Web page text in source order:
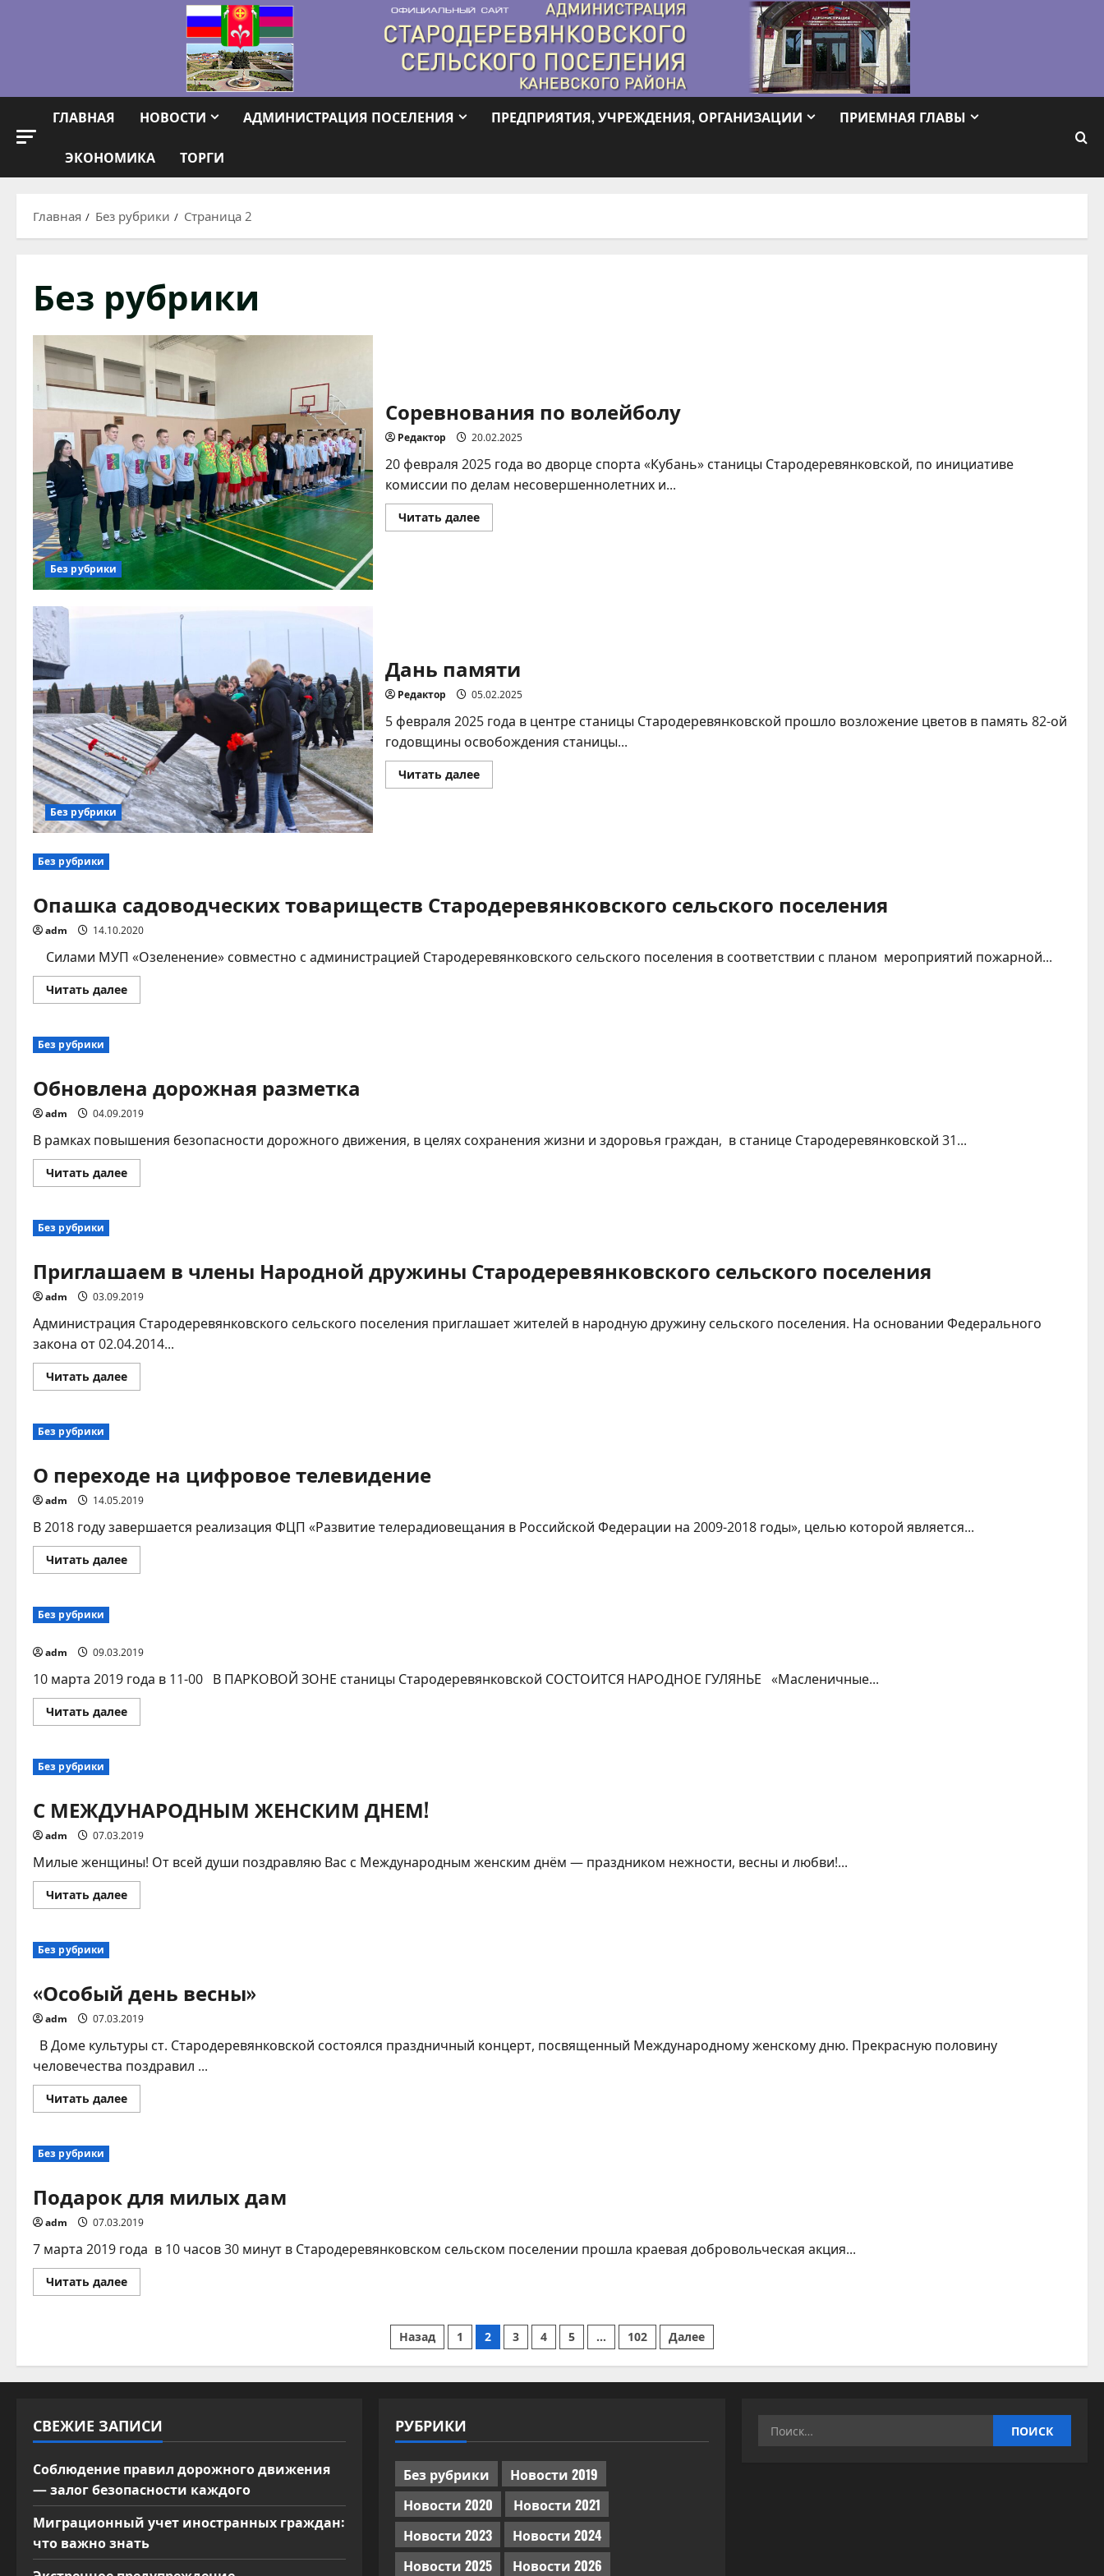
ГЛАВНАЯ НОВОСТИ АДМИНИСТРАЦИЯ ПОСЕЛЕНИЯ ПРЕДПРИЯТИЯ, УЧРЕЖДЕНИЯ, ОРГАНИЗАЦИИ ПРИЕМНАЯ ГЛАВЫ
ЭКОНОМИКА ТОРГИ
Главная Без рубрики Страница 2
Без рубрики
Без рубрики
Соревнования по волейболу
Редактор 20.02.2025
20 февраля 2025 года во дворце спорта «Кубань» станицы Стародеревянковской, по инициативе
комиссии по делам несовершеннолетних и...
Читать далееПрочитать
больше
Без рубрики
Дань памяти
Редактор 05.02.2025
5 февраля 2025 года в центре станицы Стародеревянковской прошло возложение цветов в память 82-ой
годовщины освобождения станицы...
Читать далееПрочитать
больше
Без рубрики
Опашка садоводческих товариществ Стародеревянковского сельского поселения
adm 14.10.2020
Силами МУП «Озеленение» совместно с администрацией Стародеревянковского сельского поселения в соответствии с планом мероприятий пожарной...
Читать далееПрочитать
больше
Без рубрики
Обновлена дорожная разметка
adm 04.09.2019
В рамках повышения безопасности дорожного движения, в целях сохранения жизни и здоровья граждан, в станице Стародеревянковской 31...
Читать далееПрочитать
больше
Без рубрики
Приглашаем в члены Народной дружины Стародеревянковского сельского поселения
adm 03.09.2019
Администрация Стародеревянковского сельского поселения приглашает жителей в народную дружину сельского поселения. На основании Федерального
закона от 02.04.2014...
Читать далееПрочитать
больше
Стародеревянковского
сельского
поселения
Без рубрики
О переходе на цифровое телевидение
adm 14.05.2019
В 2018 году завершается реализация ФЦП «Развитие телерадиовещания в Российской Федерации на 2009-2018 годы», целью которой является...
Читать далееПрочитать
больше
Без рубрики
adm 09.03.2019
10 марта 2019 года в 11-00 В ПАРКОВОЙ ЗОНЕ станицы Стародеревянковской СОСТОИТСЯ НАРОДНОЕ ГУЛЯНЬЕ «Масленичные...
Читать далееПрочитать
больше
Без рубрики
С МЕЖДУНАРОДНЫМ ЖЕНСКИМ ДНЕМ!
adm 07.03.2019
Милые женщины! От всей души поздравляю Вас с Международным женским днём — праздником нежности, весны и любви!...
Читать далееПрочитать
больше
Без рубрики
«Особый день весны»
adm 07.03.2019
В Доме культуры ст. Стародеревянковской состоялся праздничный концерт, посвященный Международному женскому дню. Прекрасную половину
человечества поздравил ...
Читать далееПрочитать
больше
Без рубрики
Подарок для милых дам
adm 07.03.2019
7 марта 2019 года в 10 часов 30 минут в Стародеревянковском сельском поселении прошла краевая добровольческая акция...
Читать далееПрочитать
больше
Пагинация
записей
Назад 1 2 3 4 5 … 102 Далее
СВЕЖИЕ ЗАПИСИ
Соблюдение правил дорожного движения
— залог безопасности каждого
Миграционный учет иностранных граждан:
что важно знать
РУБРИКИ
Без рубрики
Новости 2019
Новости 2020
Новости 2021
Новости 2023
Новости 2024
Новости 2025
Новости 2026
Найти: